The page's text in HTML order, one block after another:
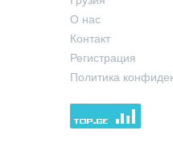
О нас
Контакт
Регистрация
Политика